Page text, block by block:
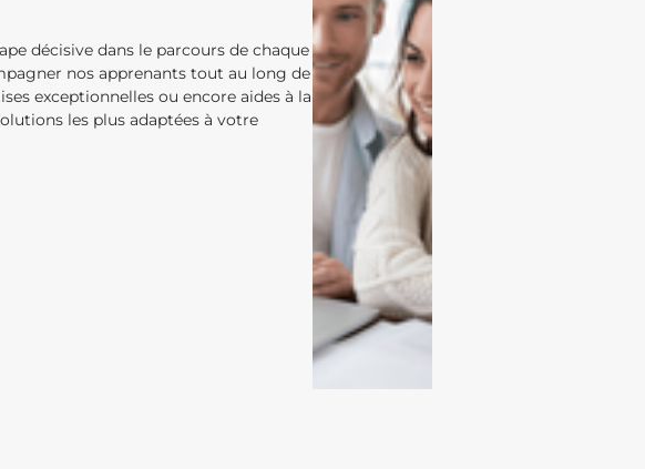
décisive dans le parcours de chaque
nos apprenants tout au long de
exceptionnelles ou encore aides à la
les plus adaptées à votre